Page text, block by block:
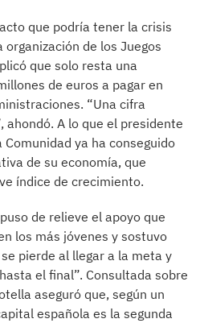
que podría tener la crisis
de los Juegos
que solo resta una
de euros a pagar en
“Una cifra
A lo que el presidente
ya ha conseguido
de su economía, que
índice de crecimiento.
de relieve el apoyo que
los más jóvenes y sostuvo
pierde al llegar a la meta y
el final”. Consultada sobre
aseguró que, según un
española es la segunda